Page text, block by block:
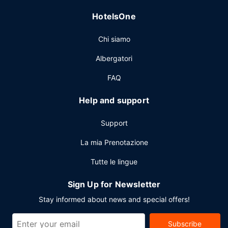
quotidiani gratuiti nella hall. Un hotel offre 2 sale riunioni
HotelsOne
Chi siamo
Albergatori
FAQ
Help and support
Support
La mia Prenotazione
Tutte le lingue
Sign Up for Newsletter
Stay informed about news and special offers!
Subscribe